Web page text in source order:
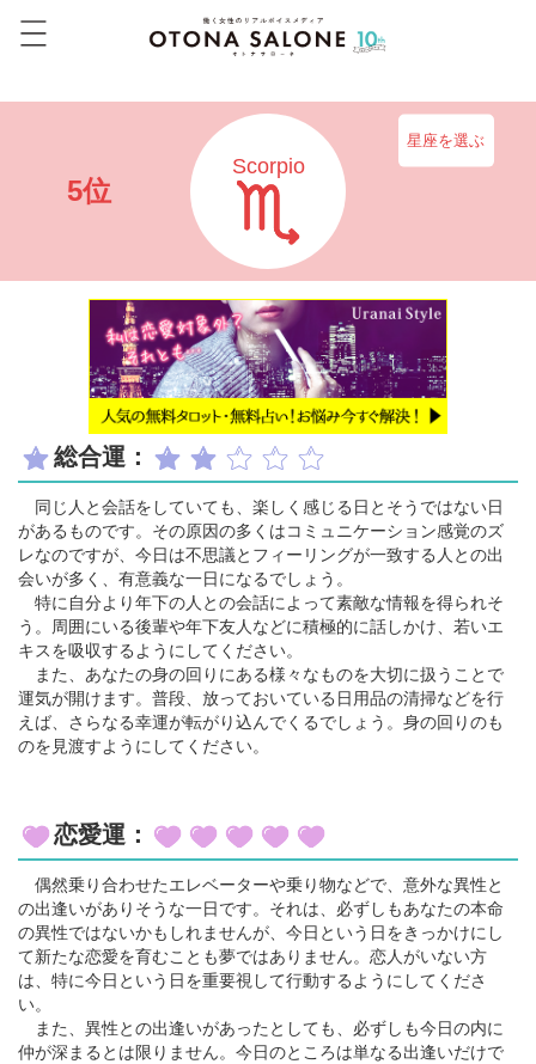
5位
Scorpio
星座を選ぶ
総合運：
同じ人と会話をしていても、楽しく感じる日とそうではない日
があるものです。その原因の多くはコミュニケーション感覚のズ
レなのですが、今日は不思議とフィーリングが一致する人との出
会いが多く、有意義な一日になるでしょう。
特に自分より年下の人との会話によって素敵な情報を得られそ
う。周囲にいる後輩や年下友人などに積極的に話しかけ、若いエ
キスを吸収するようにしてください。
また、あなたの身の回りにある様々なものを大切に扱うことで
運気が開けます。普段、放っておいている日用品の清掃などを行
えば、さらなる幸運が転がり込んでくるでしょう。身の回りのも
のを見渡すようにしてください。
恋愛運：
偶然乗り合わせたエレベーターや乗り物などで、意外な異性と
の出逢いがありそうな一日です。それは、必ずしもあなたの本命
の異性ではないかもしれませんが、今日という日をきっかけにし
て新たな恋愛を育むことも夢ではありません。恋人がいない方
は、特に今日という日を重要視して行動するようにしてくださ
い。
また、異性との出逢いがあったとしても、必ずしも今日の内に
仲が深まるとは限りません。今日のところは単なる出逢いだけで